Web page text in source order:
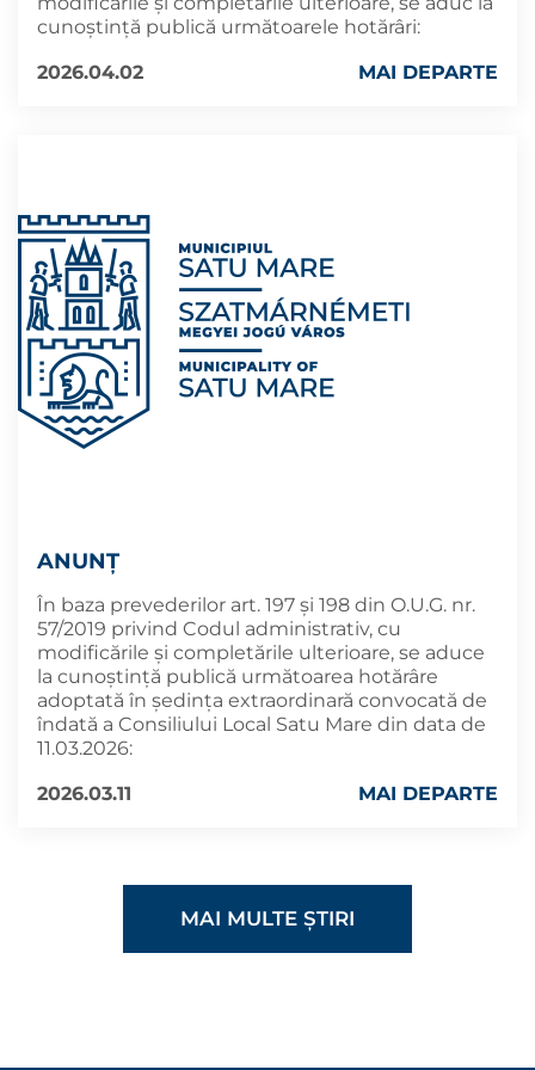
cunoştinţă publică următoarele hotărâri:
2026.04.02
MAI DEPARTE
ANUNȚ
În baza prevederilor art. 197 și 198 din O.U.G. nr.
57/2019 privind Codul administrativ, cu
modificările și completările ulterioare, se aduce
la cunoștință publică următoarea hotărâre
adoptată în ședința extraordinară convocată de
îndată a Consiliului Local Satu Mare din data de
11.03.2026:
2026.03.11
MAI DEPARTE
MAI MULTE ȘTIRI